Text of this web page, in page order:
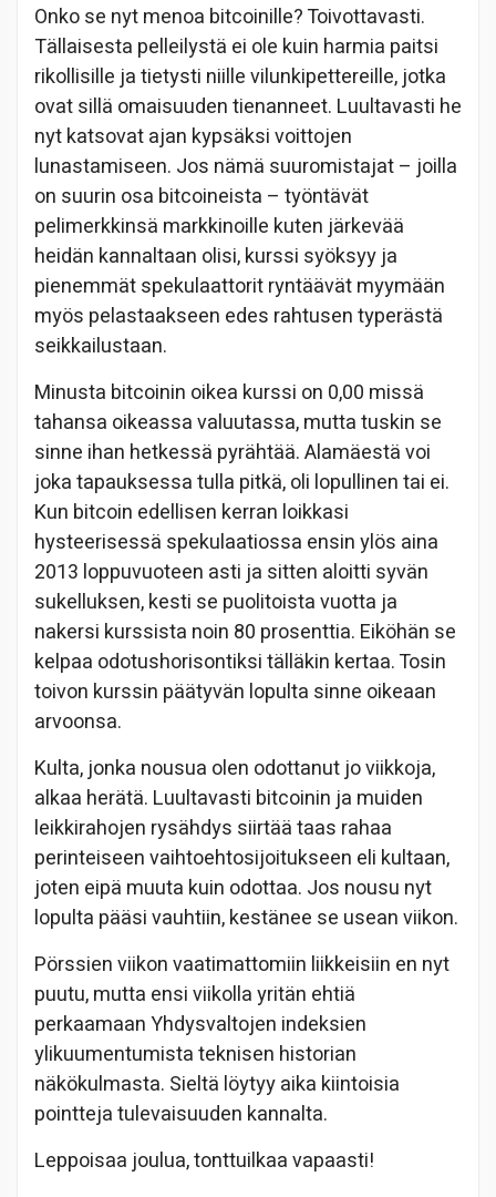
Onko se nyt menoa bitcoinille? Toivottavasti.
Tällaisesta pelleilystä ei ole kuin harmia paitsi
rikollisille ja tietysti niille vilunkipettereille, jotka
ovat sillä omaisuuden tienanneet. Luultavasti he
nyt katsovat ajan kypsäksi voittojen
lunastamiseen. Jos nämä suuromistajat – joilla
on suurin osa bitcoineista – työntävät
pelimerkkinsä markkinoille kuten järkevää
heidän kannaltaan olisi, kurssi syöksyy ja
pienemmät spekulaattorit ryntäävät myymään
myös pelastaakseen edes rahtusen typerästä
seikkailustaan.
Minusta bitcoinin oikea kurssi on 0,00 missä
tahansa oikeassa valuutassa, mutta tuskin se
sinne ihan hetkessä pyrähtää. Alamäestä voi
joka tapauksessa tulla pitkä, oli lopullinen tai ei.
Kun bitcoin edellisen kerran loikkasi
hysteerisessä spekulaatiossa ensin ylös aina
2013 loppuvuoteen asti ja sitten aloitti syvän
sukelluksen, kesti se puolitoista vuotta ja
nakersi kurssista noin 80 prosenttia. Eiköhän se
kelpaa odotushorisontiksi tälläkin kertaa. Tosin
toivon kurssin päätyvän lopulta sinne oikeaan
arvoonsa.
Kulta, jonka nousua olen odottanut jo viikkoja,
alkaa herätä. Luultavasti bitcoinin ja muiden
leikkirahojen rysähdys siirtää taas rahaa
perinteiseen vaihtoehtosijoitukseen eli kultaan,
joten eipä muuta kuin odottaa. Jos nousu nyt
lopulta pääsi vauhtiin, kestänee se usean viikon.
Pörssien viikon vaatimattomiin liikkeisiin en nyt
puutu, mutta ensi viikolla yritän ehtiä
perkaamaan Yhdysvaltojen indeksien
ylikuumentumista teknisen historian
näkökulmasta. Sieltä löytyy aika kiintoisia
pointteja tulevaisuuden kannalta.
Leppoisaa joulua, tonttuilkaa vapaasti!